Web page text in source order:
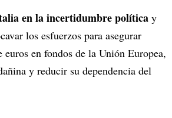
en la incertidumbre política y
los esfuerzos para asegurar
en fondos de la Unión Europea,
y reducir su dependencia del